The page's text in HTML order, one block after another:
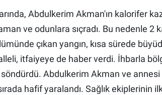
Abdulkerim Akman'ın kalorifer
ve odunlara sıçradı. Bu nedenle 2
çıkan yangın, kısa sürede
itfaiyeye de haber verdi. İhbarla
söndürdü. Abdulkerim Akman ve
hafif yaralandı. Sağlık ekiplerinin